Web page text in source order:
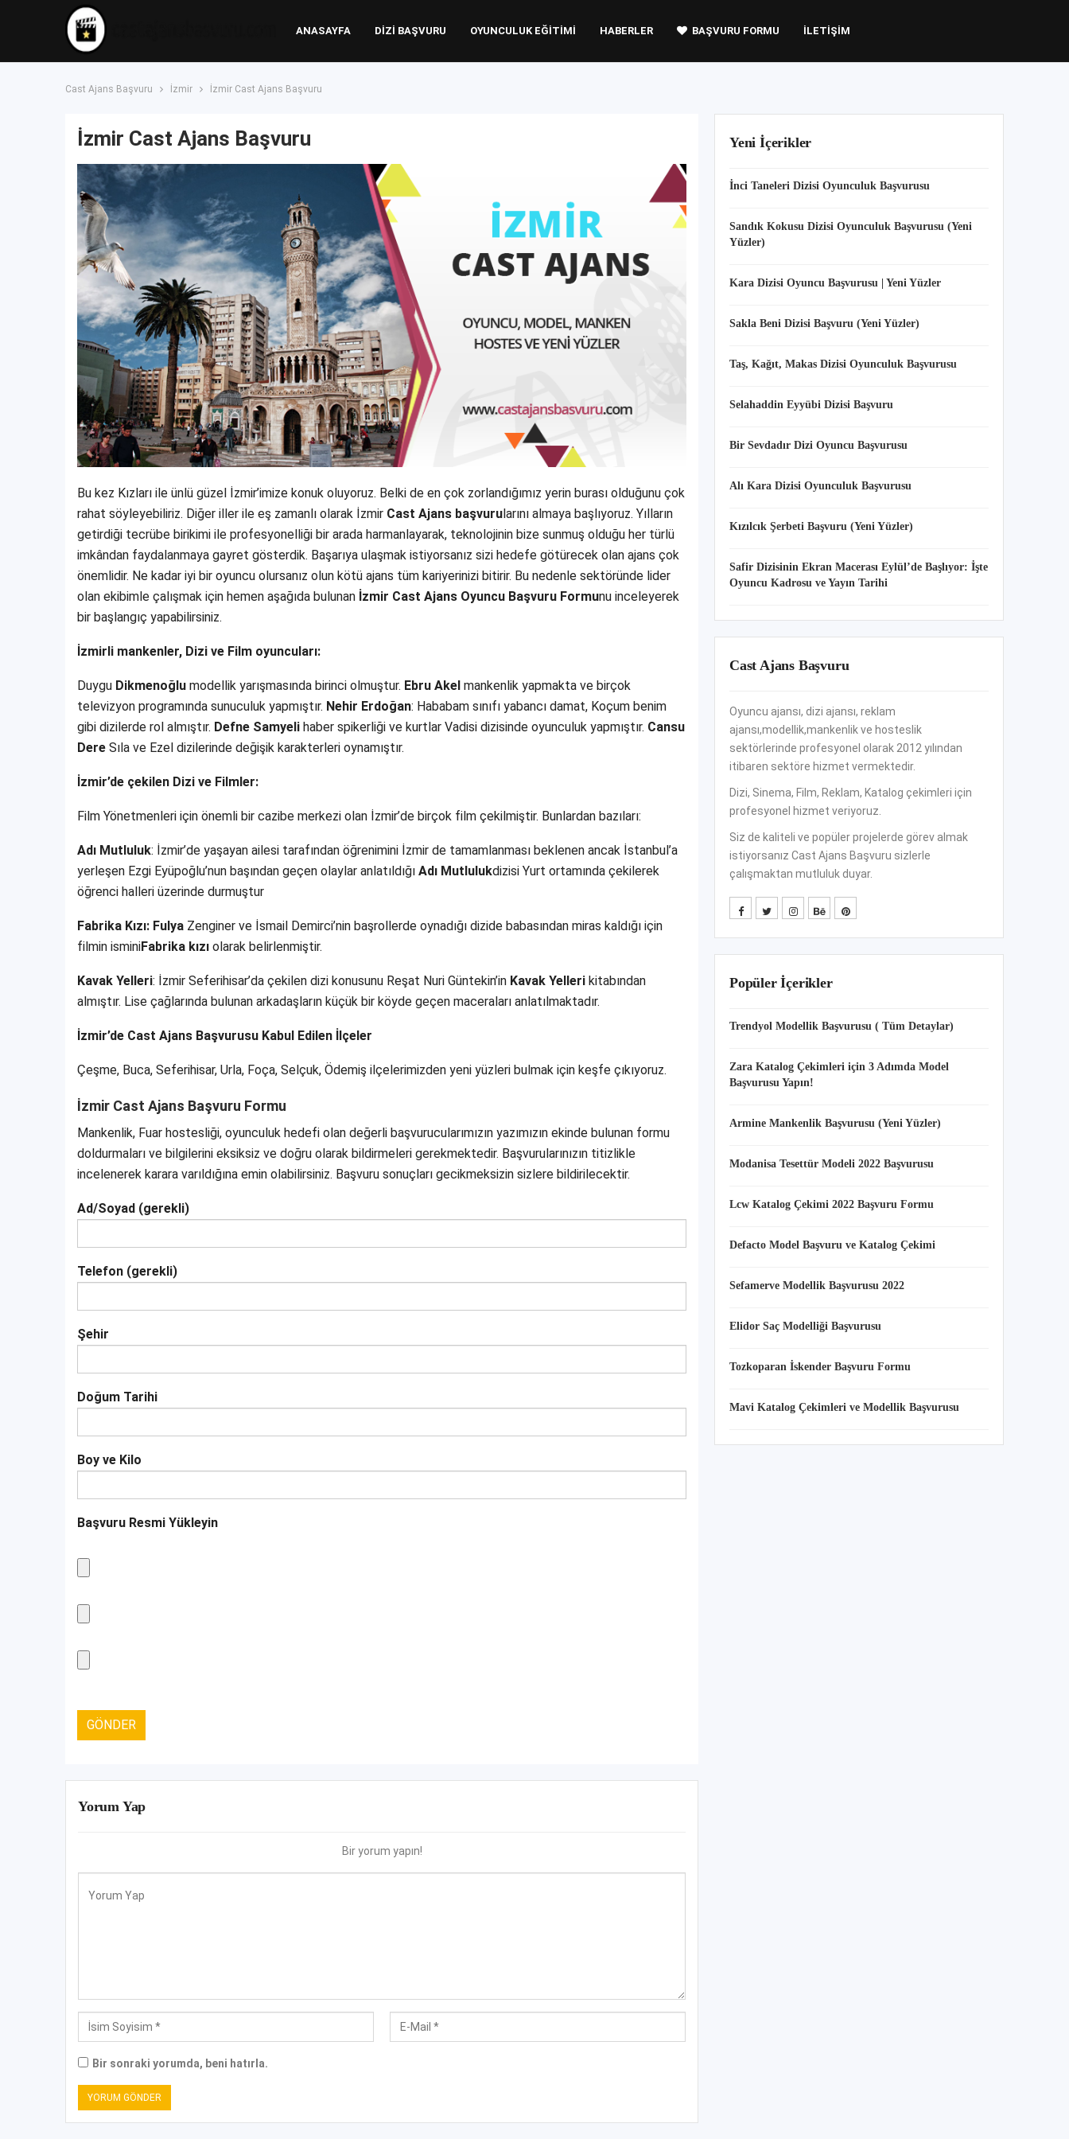
ANASAYFA DIZI BAŞVURU OYUNCULUK EĞITIMI HABERLER BAŞVURU FORMU İLETIŞIM
Cast Ajans Başvuru İzmir İzmir Cast Ajans Başvuru
İzmir Cast Ajans Başvuru
Bu kez Kızları ile ünlü güzel İzmir’imize konuk oluyoruz. Belki de en çok zorlandığımız yerin burası olduğunu çok
rahat söyleyebiliriz. Diğer iller ile eş zamanlı olarak İzmir Cast Ajans başvuru larını almaya başlıyoruz. Yılların
getirdiği tecrübe birikimi ile profesyonelliği bir arada harmanlayarak, teknolojinin bize sunmuş olduğu her türlü
imkândan faydalanmaya gayret gösterdik. Başarıya ulaşmak istiyorsanız sizi hedefe götürecek olan ajans çok
önemlidir. Ne kadar iyi bir oyuncu olursanız olun kötü ajans tüm kariyerinizi bitirir. Bu nedenle sektöründe lider
olan ekibimle çalışmak için hemen aşağıda bulunan İzmir Cast Ajans Oyuncu Başvuru Formunu inceleyerek
bir başlangıç yapabilirsiniz.
İzmirli mankenler, Dizi ve Film oyuncuları:
Duygu Dikmenoğlu modellik yarışmasında birinci olmuştur. Ebru Akel mankenlik yapmakta ve birçok
televizyon programında sunuculuk yapmıştır. Nehir Erdoğan: Hababam sınıfı yabancı damat, Koçum benim
gibi dizilerde rol almıştır. Defne Samyeli haber spikerliği ve kurtlar Vadisi dizisinde oyunculuk yapmıştır. Cansu
Dere Sıla ve Ezel dizilerinde değişik karakterleri oynamıştır.
İzmir’de çekilen Dizi ve Filmler:
Film Yönetmenleri için önemli bir cazibe merkezi olan İzmir’de birçok film çekilmiştir. Bunlardan bazıları:
Adı Mutluluk: İzmir’de yaşayan ailesi tarafından öğrenimini İzmir de tamamlanması beklenen ancak İstanbul’a
yerleşen Ezgi Eyüpoğlu’nun başından geçen olaylar anlatıldığı Adı Mutlulukdizisi Yurt ortamında çekilerek
öğrenci halleri üzerinde durmuştur
Fabrika Kızı: Fulya Zenginer ve İsmail Demirci’nin başrollerde oynadığı dizide babasından miras kaldığı için
filmin isminiFabrika kızı olarak belirlenmiştir.
Kavak Yelleri: İzmir Seferihisar’da çekilen dizi konusunu Reşat Nuri Güntekin’in Kavak Yelleri kitabından
almıştır. Lise çağlarında bulunan arkadaşların küçük bir köyde geçen maceraları anlatılmaktadır.
İzmir’de Cast Ajans Başvurusu Kabul Edilen İlçeler
Çeşme, Buca, Seferihisar, Urla, Foça, Selçuk, Ödemiş ilçelerimizden yeni yüzleri bulmak için keşfe çıkıyoruz.
İzmir Cast Ajans Başvuru Formu
Mankenlik, Fuar hostesliği, oyunculuk hedefi olan değerli başvurucularımızın yazımızın ekinde bulunan formu
doldurmaları ve bilgilerini eksiksiz ve doğru olarak bildirmeleri gerekmektedir. Başvurularınızın titizlikle
incelenerek karara varıldığına emin olabilirsiniz. Başvuru sonuçları gecikmeksizin sizlere bildirilecektir.
Ad/Soyad (gerekli)
Telefon (gerekli)
Şehir
Doğum Tarihi
Boy ve Kilo
Başvuru Resmi Yükleyin
Yorum Yap
Bir yorum yapın!
Bir sonraki yorumda, beni hatırla.
Yeni İçerikler
İnci Taneleri Dizisi Oyunculuk Başvurusu
Sandık Kokusu Dizisi Oyunculuk Başvurusu (Yeni
Yüzler)
Kara Dizisi Oyuncu Başvurusu | Yeni Yüzler
Sakla Beni Dizisi Başvuru (Yeni Yüzler)
Taş, Kağıt, Makas Dizisi Oyunculuk Başvurusu
Selahaddin Eyyübi Dizisi Başvuru
Bir Sevdadır Dizi Oyuncu Başvurusu
Alı Kara Dizisi Oyunculuk Başvurusu
Kızılcık Şerbeti Başvuru (Yeni Yüzler)
Safir Dizisinin Ekran Macerası Eylül’de Başlıyor: İşte
Oyuncu Kadrosu ve Yayın Tarihi
Cast Ajans Başvuru
Oyuncu ajansı, dizi ajansı, reklam
ajansı,modellik,mankenlik ve hosteslik
sektörlerinde profesyonel olarak 2012 yılından
itibaren sektöre hizmet vermektedir.
Dizi, Sinema, Film, Reklam, Katalog çekimleri için
profesyonel hizmet veriyoruz.
Siz de kaliteli ve popüler projelerde görev almak
istiyorsanız Cast Ajans Başvuru sizlerle
çalışmaktan mutluluk duyar.
Popüler İçerikler
Trendyol Modellik Başvurusu ( Tüm Detaylar)
Zara Katalog Çekimleri için 3 Adımda Model
Başvurusu Yapın!
Armine Mankenlik Başvurusu (Yeni Yüzler)
Modanisa Tesettür Modeli 2022 Başvurusu
Lcw Katalog Çekimi 2022 Başvuru Formu
Defacto Model Başvuru ve Katalog Çekimi
Sefamerve Modellik Başvurusu 2022
Elidor Saç Modelliği Başvurusu
Tozkoparan İskender Başvuru Formu
Mavi Katalog Çekimleri ve Modellik Başvurusu